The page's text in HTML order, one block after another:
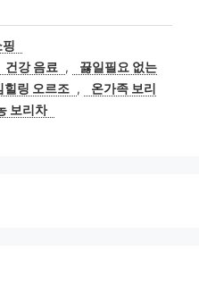
핑
건강 음료 ,
끓일필요 없는
힐링 오르조 ,
온가족 보리
보리차